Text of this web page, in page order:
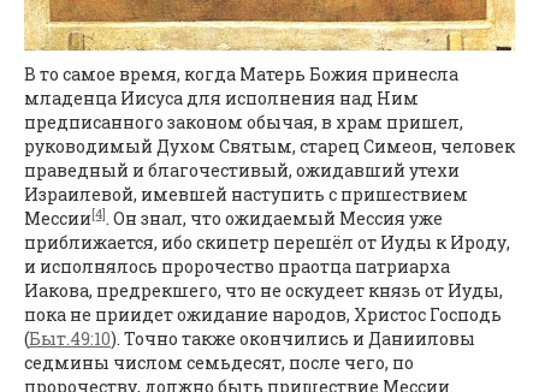
В то самое время, когда Матерь Божия принесла
младенца Иисуса для исполнения над Ним
предписанного законом обычая, в храм пришел,
руководимый Духом Святым, старец Симеон, человек
праведный и благочестивый, ожидавший утехи
Израилевой, имевшей наступить с пришествием
Мессии [4]. Он знал, что ожидаемый Мессия уже
приближается, ибо скипетр перешёл от Иуды к Ироду,
и исполнялось пророчество праотца патриарха
Иакова, предрекшего, что не оскудеет князь от Иуды,
пока не приидет ожидание народов, Христос Господь
(Быт.49:10). Точно также окончились и Данииловы
седмины числом семьдесят, после чего, по
пророчеству, должно быть пришествие Мессии.